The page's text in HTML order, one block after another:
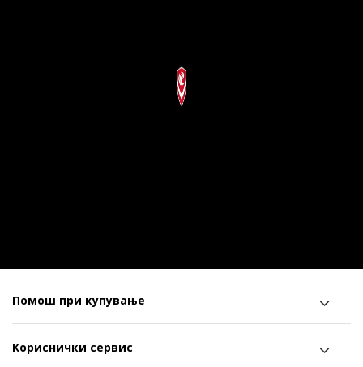
Помош при купување
Кориснички сервис